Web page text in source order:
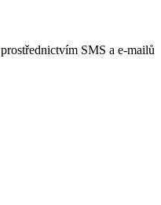
prostřednictvím SMS a e-mailů